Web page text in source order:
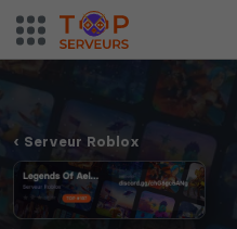
Serveur Roblox